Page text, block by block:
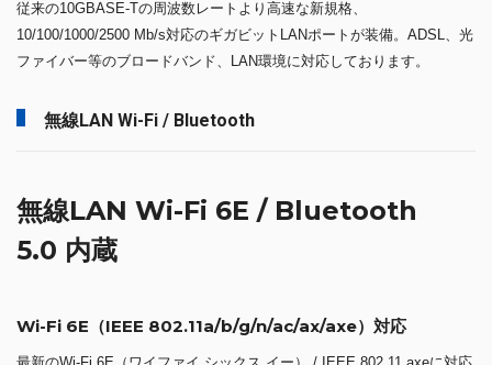
従来の10GBASE-Tの周波数レートより高速な新規格、
10/100/1000/2500 Mb/s対応のギガビットLANポートが装備。ADSL、光
ファイバー等のブロードバンド、LAN環境に対応しております。
無線LAN Wi-Fi / Bluetooth
無線LAN Wi-Fi 6E / Bluetooth
5.0 内蔵
Wi-Fi 6E（IEEE 802.11a/b/g/n/ac/ax/axe）対応